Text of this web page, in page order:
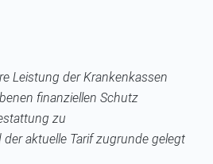
Leistung der Krankenkassen
finanziellen Schutz
zu
aktuelle Tarif zugrunde gelegt